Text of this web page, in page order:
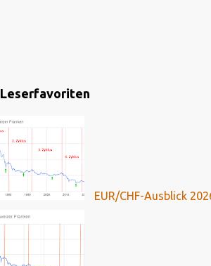
Leserfavoriten
EUR/CHF-Ausblick